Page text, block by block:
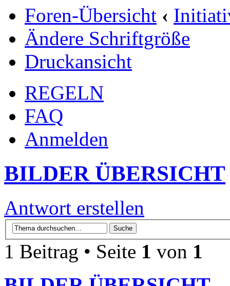
Foren-Übersicht ‹
Ändere Schriftgröße
Druckansicht
REGELN
FAQ
Anmelden
BILDER ÜBERSICHT
Antwort erstellen
1 Beitrag • Seite 1 von 1